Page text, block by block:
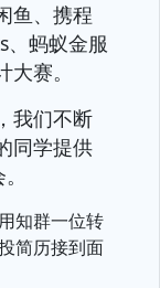
鱼、携程
蚂蚁金服
赛。
我们不断
同学提供
知群一位转
简历接到面